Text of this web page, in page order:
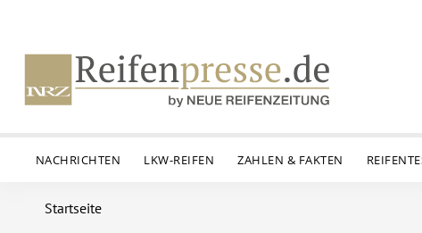
NACHRICHTEN LKW-REIFEN ZAHLEN & FAKTEN
Startseite